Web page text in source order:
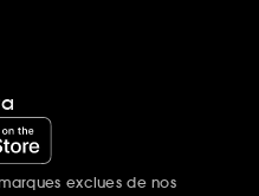
exclues de nos